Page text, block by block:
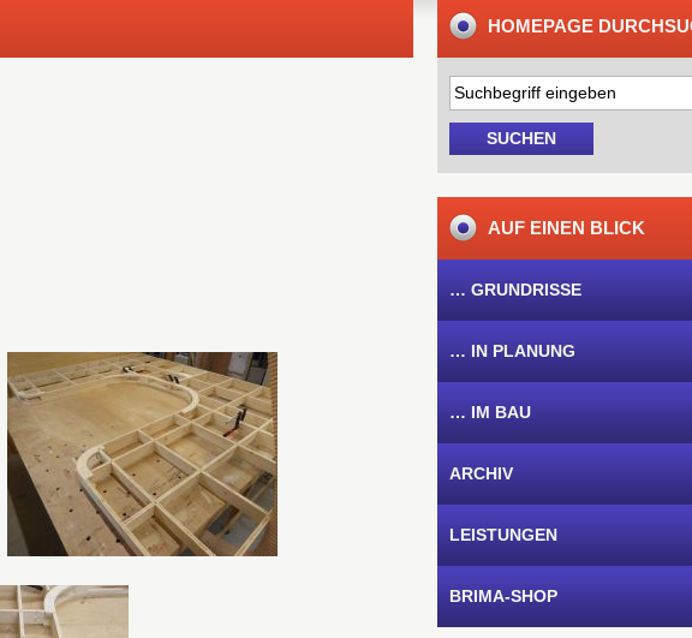
HOMEPAGE
AUF EINEN BLICK
… GRUNDRISSE
… IN PLANUNG
… IM BAU
ARCHIV
LEISTUNGEN
BRIMA-SHOP